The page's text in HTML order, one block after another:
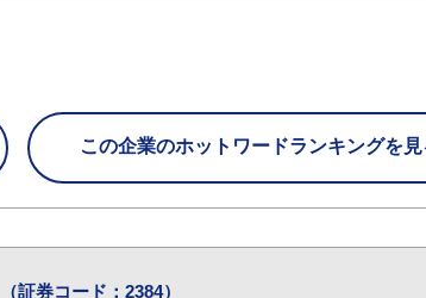
この企業のホットワードランキングを見
（証券コード：2384）